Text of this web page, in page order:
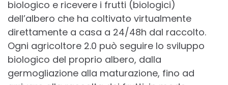
biologico e ricevere i frutti (biologici)
dell’albero che ha coltivato virtualmente
direttamente a casa a 24/48h dal raccolto.
Ogni agricoltore 2.0 può seguire lo sviluppo
biologico del proprio albero, dalla
germogliazione alla maturazione, fino ad